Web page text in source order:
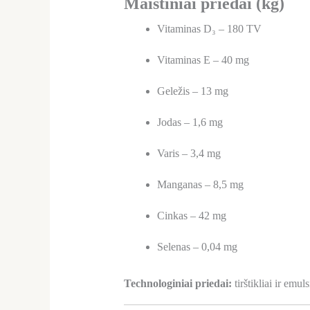
Maistiniai priedai (kg)
Vitaminas D₃ – 180 TV
Vitaminas E – 40 mg
Geležis – 13 mg
Jodas – 1,6 mg
Varis – 3,4 mg
Manganas – 8,5 mg
Cinkas – 42 mg
Selenas – 0,04 mg
Technologiniai priedai: tirštikliai ir